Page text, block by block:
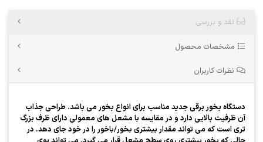
نقد و بررسی
مشخصات محصول
نظرات کاربران
دستگاه بخور برقی جدید مناسب برای انواع بخور می باشد. طراحی جذاب
آن ظرفیت بالایی دارد و در مقایسه با مشعل های معمولی دارای ظرف بزرگ
تری است که می تواند مقدار بیشتری بخور/باخور را در خود جای دهد. در